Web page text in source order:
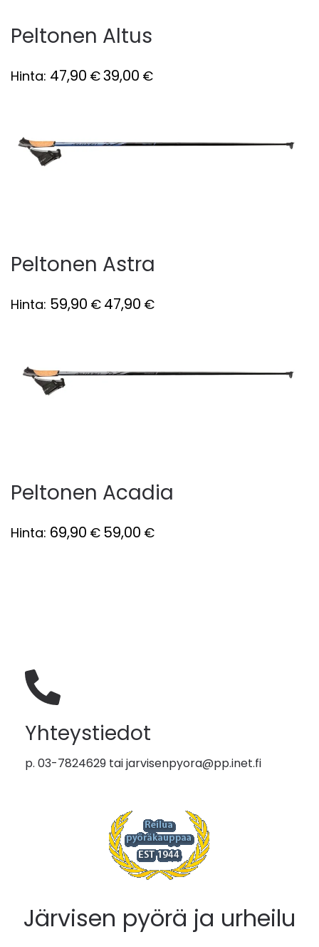
Peltonen Altus
Hinta: 47,90 €39,00 €
Peltonen Astra
Hinta: 59,90 € 47,90 €
Peltonen Acadia
Hinta: 69,90 € 59,00 €
Yhteystiedot
p. 03-7824629 taijarvisenpyora@pp.inet.fi
Järvisen pyörä ja urheilu